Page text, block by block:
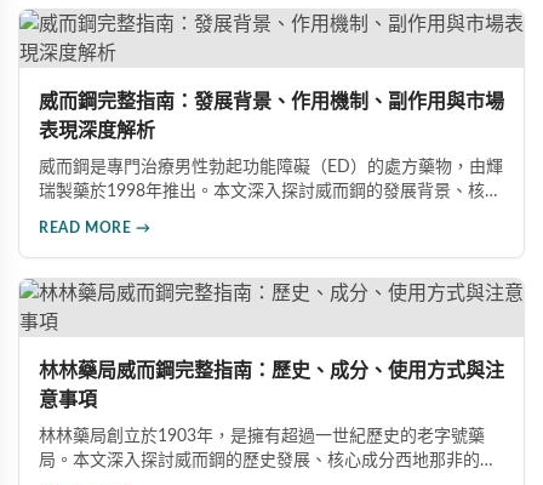
威而鋼完整指南：發展背景、作用機制、副作用與市場
表現深度解析
威而鋼是專門治療男性勃起功能障礙（ED）的處方藥物，由輝
瑞製藥於1998年推出。本文深入探討威而鋼的發展背景、核心
READ MORE →
林林藥局威而鋼完整指南：歷史、成分、使用方式與注
意事項
林林藥局創立於1903年，是擁有超過一世紀歷史的老字號藥
局。本文深入探討威而鋼的歷史發展、核心成分西地那非的作